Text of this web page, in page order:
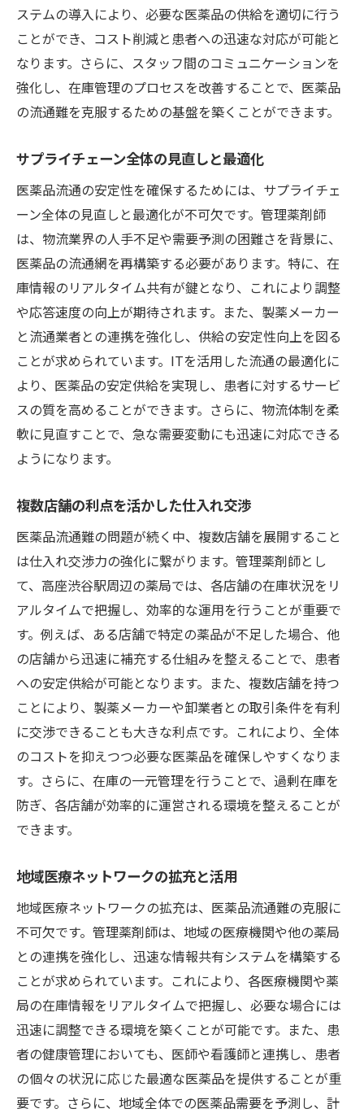
ステムの導入により、必要な医薬品の供給を適切に行う
ことができ、コスト削減と患者への迅速な対応が可能と
なります。さらに、スタッフ間のコミュニケーションを
強化し、在庫管理のプロセスを改善することで、医薬品
の流通難を克服するための基盤を築くことができます。
サプライチェーン全体の見直しと最適化
医薬品流通の安定性を確保するためには、サプライチェ
ーン全体の見直しと最適化が不可欠です。管理薬剤師
は、物流業界の人手不足や需要予測の困難さを背景に、
医薬品の流通網を再構築する必要があります。特に、在
庫情報のリアルタイム共有が鍵となり、これにより調整
や応答速度の向上が期待されます。また、製薬メーカー
と流通業者との連携を強化し、供給の安定性向上を図る
ことが求められています。ITを活用した流通の最適化に
より、医薬品の安定供給を実現し、患者に対するサービ
スの質を高めることができます。さらに、物流体制を柔
軟に見直すことで、急な需要変動にも迅速に対応できる
ようになります。
複数店舗の利点を活かした仕入れ交渉
医薬品流通難の問題が続く中、複数店舗を展開すること
は仕入れ交渉力の強化に繋がります。管理薬剤師とし
て、高座渋谷駅周辺の薬局では、各店舗の在庫状況をリ
アルタイムで把握し、効率的な運用を行うことが重要で
す。例えば、ある店舗で特定の薬品が不足した場合、他
の店舗から迅速に補充する仕組みを整えることで、患者
への安定供給が可能となります。また、複数店舗を持つ
ことにより、製薬メーカーや卸業者との取引条件を有利
に交渉できることも大きな利点です。これにより、全体
のコストを抑えつつ必要な医薬品を確保しやすくなりま
す。さらに、在庫の一元管理を行うことで、過剰在庫を
防ぎ、各店舗が効率的に運営される環境を整えることが
できます。
地域医療ネットワークの拡充と活用
地域医療ネットワークの拡充は、医薬品流通難の克服に
不可欠です。管理薬剤師は、地域の医療機関や他の薬局
との連携を強化し、迅速な情報共有システムを構築する
ことが求められています。これにより、各医療機関や薬
局の在庫情報をリアルタイムで把握し、必要な場合には
迅速に調整できる環境を築くことが可能です。また、患
者の健康管理においても、医師や看護師と連携し、患者
の個々の状況に応じた最適な医薬品を提供することが重
要です。さらに、地域全体での医薬品需要を予測し、計